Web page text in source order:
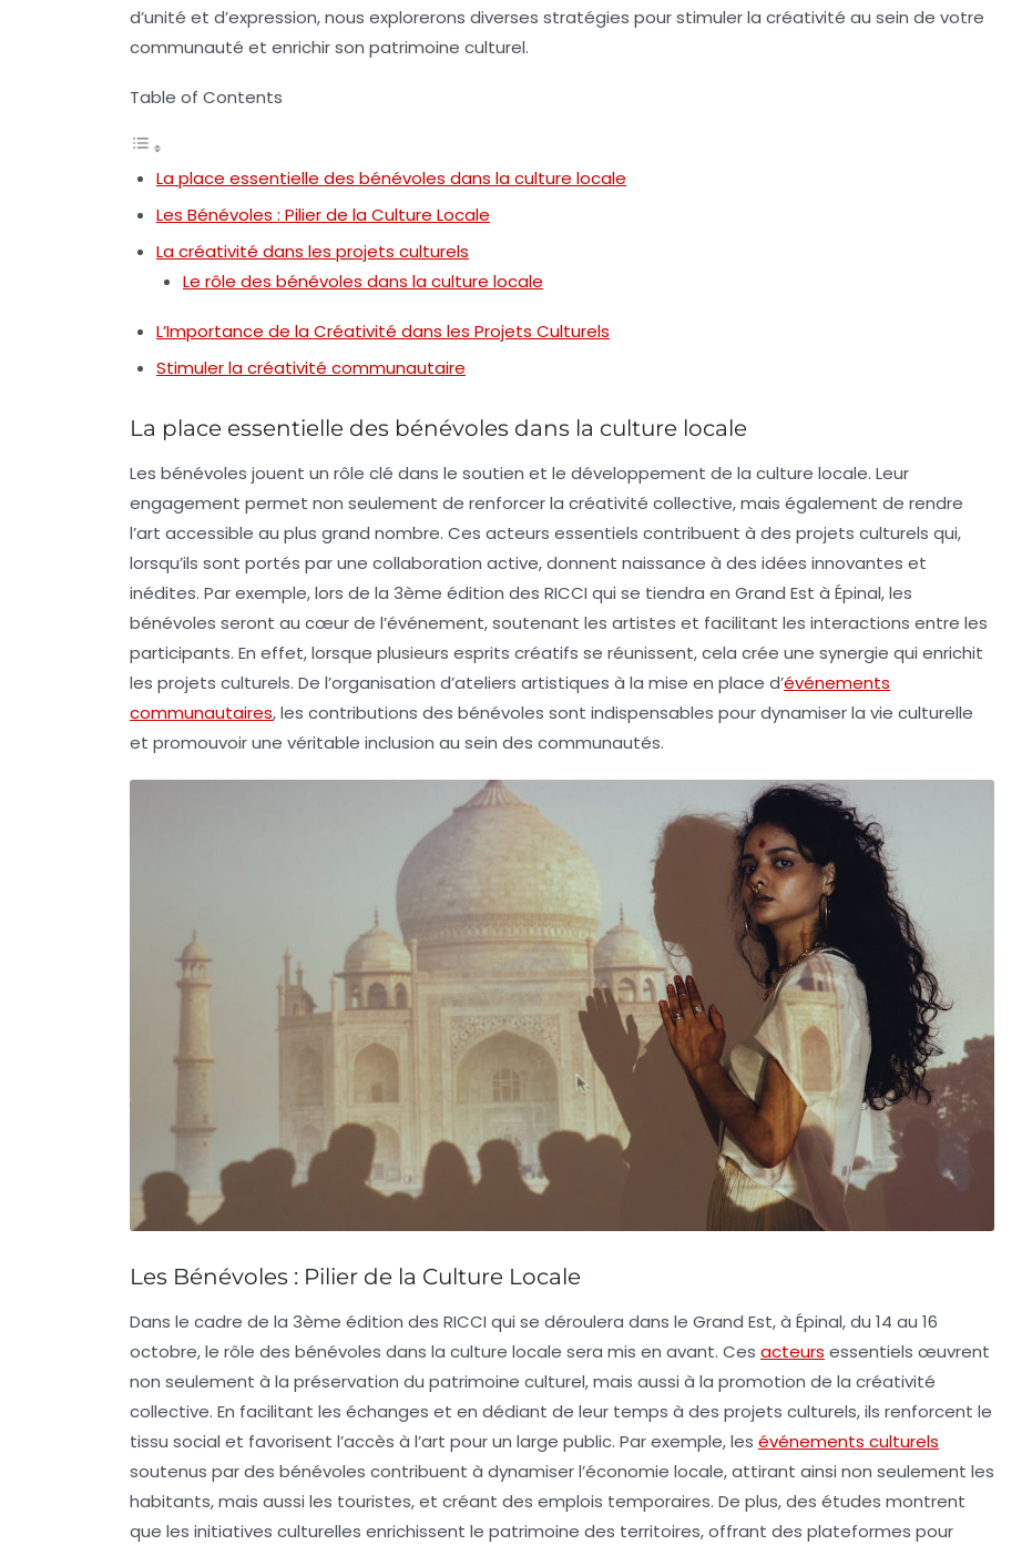
d’unité et d’expression, nous explorerons diverses stratégies pour stimuler la créativité au sein de votre
communauté et enrichir son patrimoine culturel.
Table of Contents
La place essentielle des bénévoles dans la culture locale
Les Bénévoles : Pilier de la Culture Locale
La créativité dans les projets culturels
Le rôle des bénévoles dans la culture locale
L’Importance de la Créativité dans les Projets Culturels
Stimuler la créativité communautaire
La place essentielle des bénévoles dans la culture locale
Les bénévoles jouent un rôle clé dans le soutien et le développement de la culture locale. Leur
engagement permet non seulement de renforcer la créativité collective, mais également de rendre
l’art accessible au plus grand nombre. Ces acteurs essentiels contribuent à des projets culturels qui,
lorsqu’ils sont portés par une collaboration active, donnent naissance à des idées innovantes et
inédites. Par exemple, lors de la 3ème édition des RICCI qui se tiendra en Grand Est à Épinal, les
bénévoles seront au cœur de l’événement, soutenant les artistes et facilitant les interactions entre les
participants. En effet, lorsque plusieurs esprits créatifs se réunissent, cela crée une synergie qui enrichit
les projets culturels. De l’organisation d’ateliers artistiques à la mise en place d’événements
communautaires, les contributions des bénévoles sont indispensables pour dynamiser la vie culturelle
et promouvoir une véritable inclusion au sein des communautés.
Les Bénévoles : Pilier de la Culture Locale
Dans le cadre de la 3ème édition des RICCI qui se déroulera dans le Grand Est, à Épinal, du 14 au 16
octobre, le rôle des bénévoles dans la culture locale sera mis en avant. Ces acteurs essentiels œuvrent
non seulement à la préservation du patrimoine culturel, mais aussi à la promotion de la créativité
collective. En facilitant les échanges et en dédiant de leur temps à des projets culturels, ils renforcent le
tissu social et favorisent l’accès à l’art pour un large public. Par exemple, les événements culturels
soutenus par des bénévoles contribuent à dynamiser l’économie locale, attirant ainsi non seulement les
habitants, mais aussi les touristes, et créant des emplois temporaires. De plus, des études montrent
que les initiatives culturelles enrichissent le patrimoine des territoires, offrant des plateformes pour